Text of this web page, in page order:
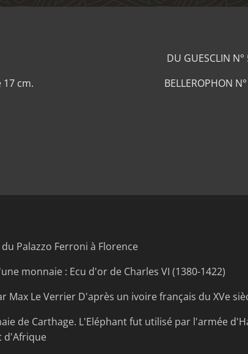
17 cm.
DU GUESCLIN
BELLEROPHON
Palazzo Ferroni à Florence
monnaie : Ecu d'or de Charles VI (1380-1422)
Max Le Verrier D'après un ivoire français du XVe
de Carthage. L'Eléphant fut utilisé par l'armée
d'Afrique